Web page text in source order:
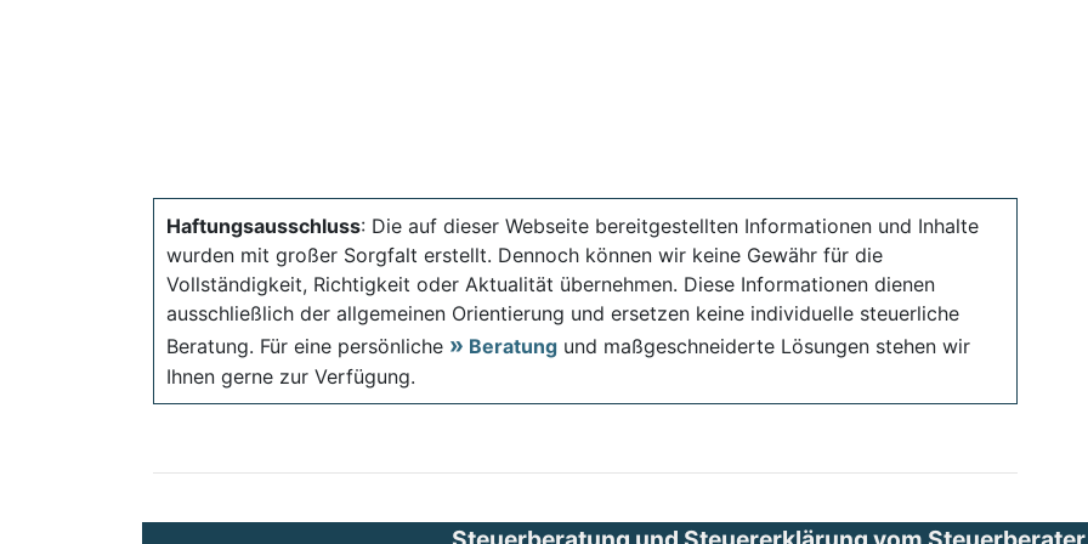
Haftungsausschluss: Die auf dieser Webseite bereitgestellten Informationen und Inhalte
wurden mit großer Sorgfalt erstellt. Dennoch können wir keine Gewähr für die
Vollständigkeit, Richtigkeit oder Aktualität übernehmen. Diese Informationen dienen
ausschließlich der allgemeinen Orientierung und ersetzen keine individuelle steuerliche
Beratung. Für eine persönliche
Beratung und maßgeschneiderte Lösungen stehen wir
Ihnen gerne zur Verfügung.